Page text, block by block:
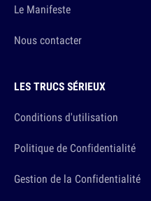
Le Manifeste
Nous contacter
LES TRUCS SÉRIEUX
Conditions d'utilisation
Politique de Confidentialité
Gestion de la Confidentialité